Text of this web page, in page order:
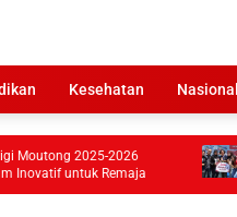
Kesehatan Nasional
2026
Remaja
Atlet
di